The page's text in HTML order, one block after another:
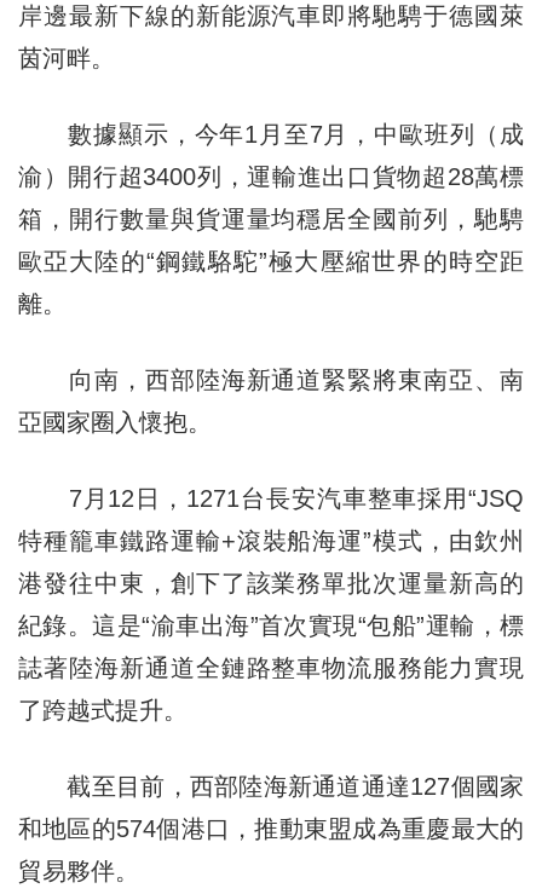
岸邊最新下線的新能源汽車即將馳騁于德國萊
茵河畔。
數據顯示，今年1月至7月，中歐班列（成
渝）開行超3400列，運輸進出口貨物超28萬標
箱，開行數量與貨運量均穩居全國前列，馳騁
歐亞大陸的“鋼鐵駱駝”極大壓縮世界的時空距
離。
向南，西部陸海新通道緊緊將東南亞、南
亞國家圈入懷抱。
7月12日，1271台長安汽車整車採用“JSQ
特種籠車鐵路運輸+滾裝船海運”模式，由欽州
港發往中東，創下了該業務單批次運量新高的
紀錄。這是“渝車出海”首次實現“包船”運輸，標
誌著陸海新通道全鏈路整車物流服務能力實現
了跨越式提升。
截至目前，西部陸海新通道通達127個國家
和地區的574個港口，推動東盟成為重慶最大的
貿易夥伴。